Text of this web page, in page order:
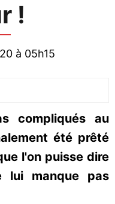
!
à 05h15
compliqués au
été prêté
l'on puisse dire
lui manque pas